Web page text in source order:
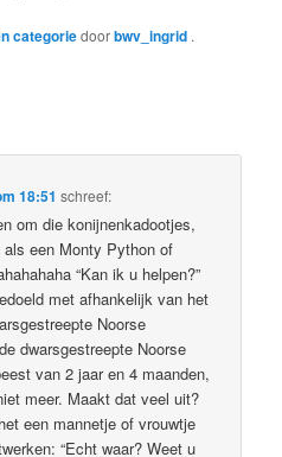
categoriedoorbwv_ingrid .
18:51 schreef:
om die konijnenkadootjes,
een Monty Python of
“Kan ik u helpen?”
met afhankelijk van het
Noorse
dwarsgestreepte Noorse
van 2 jaar en 4 maanden,
meer. Maakt dat veel uit?
een mannetje of vrouwtje
“Echt waar? Weet u